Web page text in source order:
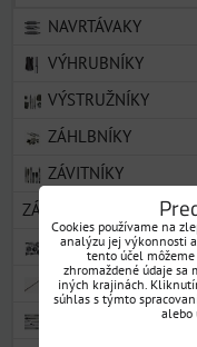
NAVRTÁVAKY
VÝHRUBNÍKY
VÝSTRUŽNÍKY
ZÁHLBNÍKY
ZÁVITNÍKY
ZÁVITOVÉ OČKÁ
FRÉZY
PREŤAHOVACIE
UPÍNACIE NÁRADIE
Cookies používame na
analýzu jej výkonnosti
tento účel
zhromaždené údaje sa
iných krajinách.
súhlas s týmto
alebo